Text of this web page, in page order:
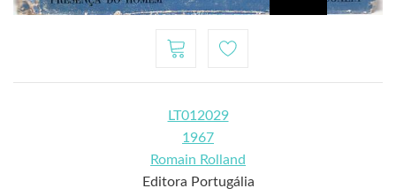
LT012029
1967
Romain Rolland
Editora Portugália